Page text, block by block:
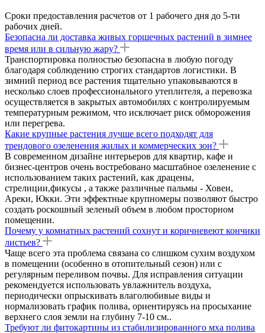
Сроки предоставления расчетов от 1 рабочего дня до 5-ти
рабочих дней.
Безопасна ли доставка живых горшечных растений в зимнее
время или в сильную жару?
Транспортировка полностью безопасна в любую погоду
благодаря соблюдению строгих стандартов логистики. В
зимний период все растения тщательно упаковываются в
несколько слоев профессионального утеплителя, а перевозка
осуществляется в закрытых автомобилях с контролируемым
температурным режимом, что исключает риск обморожения
или перегрева.
Какие крупные растения лучше всего подходят для
трендового озеленения жилых и коммерческих зон?
В современном дизайне интерьеров для квартир, кафе и
бизнес-центров очень востребовано масштабное озеленение с
использованием таких растений, как драцены,
стрелиции,фикусы , а также различные пальмы - Ховеи,
Ареки, Юкки. Эти эффектные крупномеры позволяют быстро
создать роскошный зеленый объем в любом просторном
помещении.
Почему у комнатных растений сохнут и коричневеют кончики
листьев?
Чаще всего эта проблема связана со слишком сухим воздухом
в помещении (особенно в отопительный сезон) или с
регулярным переливом почвы. Для исправления ситуации
рекомендуется использовать увлажнитель воздуха,
периодически опрыскивать влаголюбивые виды и
нормализовать график полива, ориентируясь на просыхание
верхнего слоя земли на глубину 7-10 см..
Требуют ли фитокартины из стабилизированного мха полива